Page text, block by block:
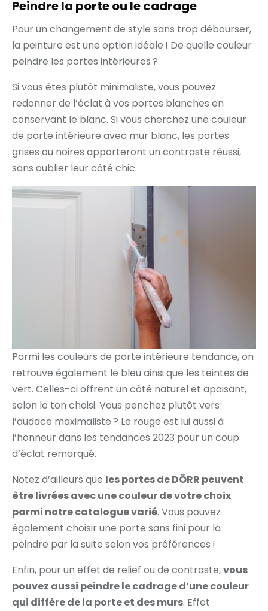
Peindre la porte ou le cadrage
Pour un changement de style sans trop débourser,
la peinture est une option idéale ! De quelle couleur
peindre les portes intérieures ?
Si vous êtes plutôt minimaliste, vous pouvez
redonner de l’éclat à vos portes blanches en
conservant le blanc. Si vous cherchez une couleur
de porte intérieure avec mur blanc, les portes
grises ou noires apporteront un contraste réussi,
sans oublier leur côté chic.
Parmi les couleurs de porte intérieure tendance, on
retrouve également le bleu ainsi que les teintes de
vert. Celles-ci offrent un côté naturel et apaisant,
selon le ton choisi. Vous penchez plutôt vers
l’audace maximaliste ? Le rouge est lui aussi à
l’honneur dans les tendances 2023 pour un coup
d’éclat remarqué.
Notez d’ailleurs que les portes de DÖRR peuvent
être livrées avec une couleur de votre choix
parmi notre catalogue varié. Vous pouvez
également choisir une porte sans fini pour la
peindre par la suite selon vos préférences !
Enfin, pour un effet de relief ou de contraste,vous
pouvez aussi peindre le cadrage d’une couleur
qui diffère de la porte et des murs. Effet